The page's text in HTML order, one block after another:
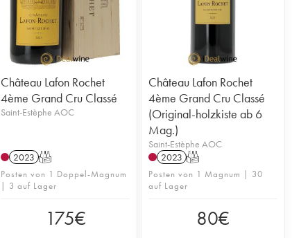
Château Lafon Rochet
4ème Grand Cru Classé
Saint-Estèphe AOC
2023 T
Posten von 1 Doppel-Magnum
| 3 auf Lager
175€
Château Lafon Rochet
4ème Grand Cru Classé
(Original-holzkiste ab 6
Mag.)
Saint-Estèphe AOC
2023 T
Posten von 1 Magnum | 30
auf Lager
80€